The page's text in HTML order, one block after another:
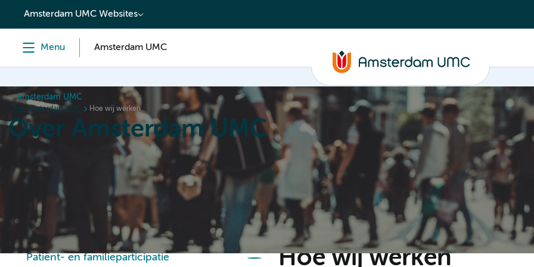
content
Amsterdam UMC Websites
Menu Amsterdam UMC
Amsterdam UMC
Over Amsterdam UMC Hoe wij werken
Over Amsterdam UMC
Hoe wij werken Als werkgever Steun ons Evenementen Actueel Contact
Patiënt- en familieparticipatie Hoe wij werken